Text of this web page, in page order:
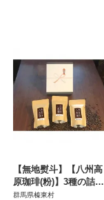
【無地熨斗】【八州高
原珈琲(粉)】3種の詰め
合わせセット
群馬県榛東村